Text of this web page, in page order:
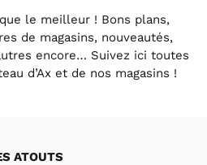
le meilleur ! Bons plans,
de magasins, nouveautés,
encore… Suivez ici toutes
d’Ax et de nos magasins !
ATOUTS